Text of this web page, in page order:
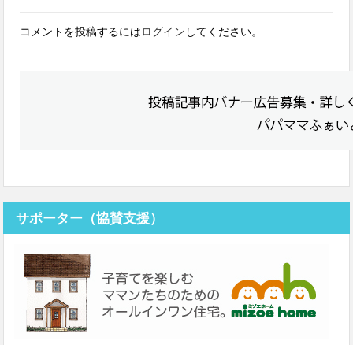
コメントを投稿するにはログイン してください。
サポーター（協賛支援）